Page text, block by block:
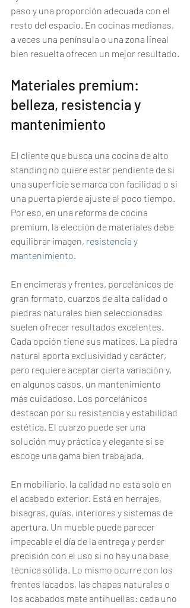
paso y una proporción adecuada con el
resto del espacio. En cocinas medianas,
a veces una península o una zona lineal
bien resuelta ofrecen un mejor resultado.
Materiales premium:
belleza, resistencia y
mantenimiento
El cliente que busca una cocina de alto
standing no quiere estar pendiente de si
una superficie se marca con facilidad o si
una puerta pierde ajuste al poco tiempo.
Por eso, en una reforma de cocina
premium, la elección de materiales debe
equilibrar imagen, resistencia y
mantenimiento.
En encimeras y frentes, porcelánicos de
gran formato, cuarzos de alta calidad o
piedras naturales bien seleccionadas
suelen ofrecer resultados excelentes.
Cada opción tiene sus matices. La piedra
natural aporta exclusividad y carácter,
pero requiere aceptar cierta variación y,
en algunos casos, un mantenimiento
más cuidadoso. Los porcelánicos
destacan por su resistencia y estabilidad
estética. El cuarzo puede ser una
solución muy práctica y elegante si se
escoge una gama bien trabajada.
En mobiliario, la calidad no está solo en
el acabado exterior. Está en herrajes,
bisagras, guías, interiores y sistemas de
apertura. Un mueble puede parecer
impecable el día de la entrega y perder
precisión con el uso si no hay una base
técnica sólida. Lo mismo ocurre con los
frentes lacados, las chapas naturales o
los acabados mate antihuellas: cada uno